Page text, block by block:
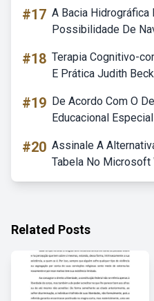
#17 A Bacia Hidrográfica
Possibilidade De
#18 Terapia Cognitivo-
E Prática Judith Beck
#19 De Acordo Com O
Educacional
#20 Assinale A
Tabela No Microsoft
Related Posts